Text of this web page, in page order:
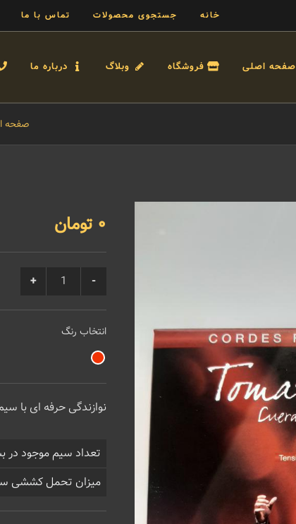
خانه جستجوی محصولات تماس با ما
صفحه اصلی فروشگاه وبلاگ درباره ما
صفحه
0 تومان
انتخاب رنگ
نوازندگی حرفه ای با
تعداد سیم موجود در
میزان تحمل کششی